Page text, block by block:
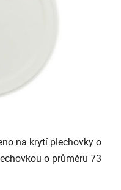
na krytí plechovky o
o průměru 73